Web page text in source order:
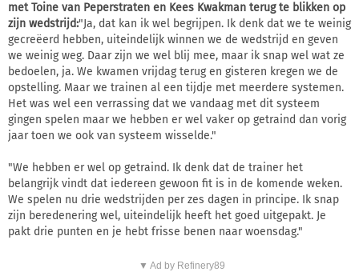
met Toine van Peperstraten en Kees Kwakman terug te blikken op
zijn wedstrijd:"Ja, dat kan ik wel begrijpen. Ik denk dat we te weinig
gecreëerd hebben, uiteindelijk winnen we de wedstrijd en geven
we weinig weg. Daar zijn we wel blij mee, maar ik snap wel wat ze
bedoelen, ja. We kwamen vrijdag terug en gisteren kregen we de
opstelling. Maar we trainen al een tijdje met meerdere systemen.
Het was wel een verrassing dat we vandaag met dit systeem
gingen spelen maar we hebben er wel vaker op getraind dan vorig
jaar toen we ook van systeem wisselde."
"We hebben er wel op getraind. Ik denk dat de trainer het
belangrijk vindt dat iedereen gewoon fit is in de komende weken.
We spelen nu drie wedstrijden per zes dagen in principe. Ik snap
zijn beredenering wel, uiteindelijk heeft het goed uitgepakt. Je
pakt drie punten en je hebt frisse benen naar woensdag."
▼ Ad by Refinery89